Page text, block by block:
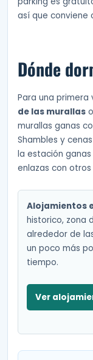
así que conviene
Dónde
Para una
de las murallas
murallas ganas
Shambles y
la estación
enlazas con
Alojamientos
historico, zona
alrededor de
un poco más
tiempo.
Ver